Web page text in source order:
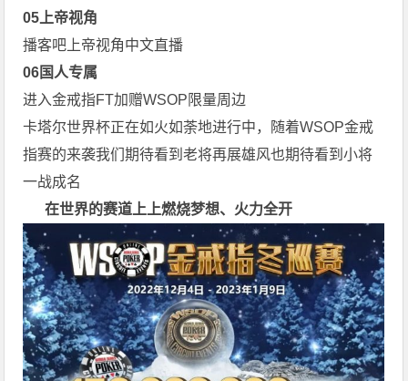
05上帝视角
播客吧上帝视角中文直播
06国人专属
进入金戒指FT加赠WSOP限量周边
卡塔尔世界杯正在如火如荼地进行中，随着WSOP金戒
指赛的来袭我们期待看到老将再展雄风也期待看到小将
一战成名
在世界的赛道上上燃烧梦想、火力全开